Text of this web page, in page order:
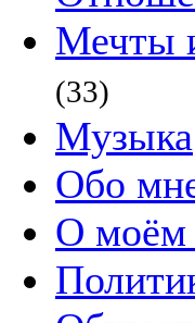
Мечты
(33)
Музыка
Обо
О моём